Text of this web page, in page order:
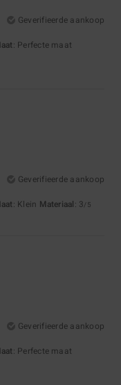
Geverifieerde aankoop
: Perfecte maat
Geverifieerde aankoop
: Klein Materiaal: 3/5
Geverifieerde aankoop
: Perfecte maat